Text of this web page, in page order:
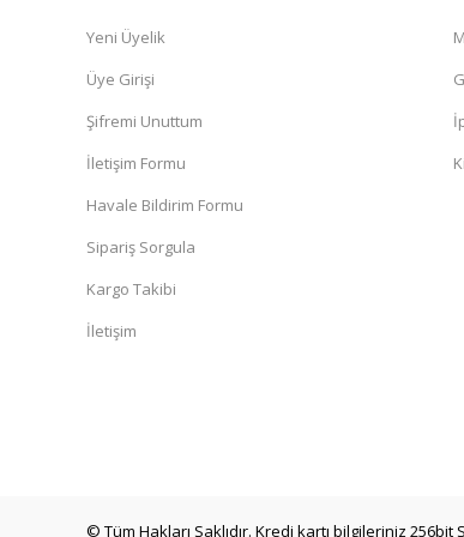
Yeni Üyelik
Üye Girişi
Şifremi Unuttum
İletişim Formu
Havale Bildirim Formu
Sipariş Sorgula
Kargo Takibi
İletişim
© Tüm Hakları Saklıdır. Kredi kartı bilgileriniz 256bit